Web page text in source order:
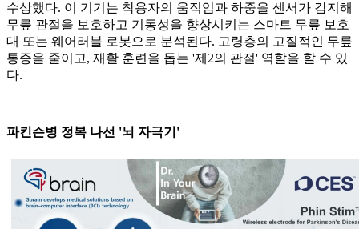
수상했다. 이 기기는 착용자의 움직임과 하중을 센서가 감지해
무릎 관절을 보호하고 기동성을 향상시키는 스마트 무릎 보호
대 또는 웨어러블 로봇으로 분석된다. 고령층의 고질적인 무릎
통증을 줄이고, 재활 훈련을 돕는 '제2의 관절' 역할을 할 수 있
다.
파킨슨병 정복 나선 '뇌 자극기'